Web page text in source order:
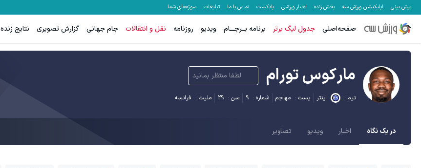
پیش بینی اپلیکیشن ورزش سه پخش زنده اخبار ورزشی پادکست تماس با ما تبلیغات سوژه‌های شما
صفحه‌اصلی جدول لیگ برتر برنامه بــرجـــام ویدیو روزنامه نقل و انتقالات جام جهانی گزارش تصویری نتایج زنده
مارکوس تورام لطفا منتظر بمانید
تیم : اینتر پست : مهاجم شماره : 9 سن : 29 ملیت : فرانسه
در یک نگاه اخبار ویدیو تصاویر